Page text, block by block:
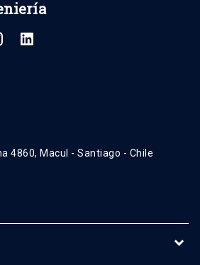
4860, Macul - Santiago - Chile